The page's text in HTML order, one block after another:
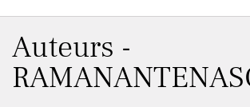
Auteurs -